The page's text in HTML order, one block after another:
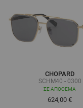
CHOPARD
SCHM40 - 0300
ΣΕ ΑΠΌΘΕΜΑ
624,00 €